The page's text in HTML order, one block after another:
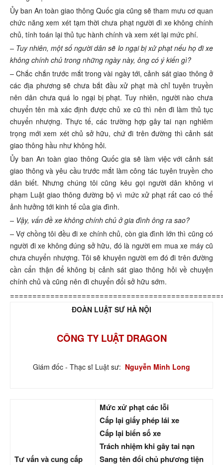
Ủy ban An toàn giao thông Quốc gia cũng sẽ tham mưu cơ quan
chức năng xem xét tạm thời chưa phạt người đi xe không chính
chủ, tính toán lại thủ tục hành chính và xem xét lại mức phí.
– Tuy nhiên, một số người dân sẽ lo ngại bị xử phạt nếu họ đi xe
không chính chủ trong những ngày này, ông có ý kiến gì?
– Chắc chắn trước mắt trong vài ngày tới, cảnh sát giao thông ở
các địa phương sẽ chưa bắt đầu xử phạt mà chỉ tuyên truyền
nên dân chưa quá lo ngại bị phạt. Tuy nhiên, người nào chưa
chuyển tên mà xác định được chủ xe cũ thì nên đi làm thủ tục
chuyển nhượng. Thực tế, các trường hợp gây tai nạn nghiêm
trọng mới xem xét chủ sở hữu, chứ đi trên đường thì cảnh sát
giao thông hầu như không hỏi.
Ủy ban An toàn giao thông Quốc gia sẽ làm việc với cảnh sát
giao thông và yêu cầu trước mắt làm công tác tuyên truyền cho
dân biết. Nhưng chúng tôi cũng kêu gọi người dân không vi
phạm Luật giao thông đường bộ vì mức xử phạt rất cao có thể
ảnh hưởng tới kinh tế của gia đình.
– Vậy, vấn đề xe không chính chủ ở gia đình ông ra sao?
–Vợ chồng tôi đều đi xe chính chủ, còn gia đình lớn thì cũng có
người đi xe không đúng sở hữu, đó là người em mua xe máy cũ
chưa chuyển nhượng. Tôi sẽ khuyên người em đó đi trên đường
cần cẩn thận để không bị cảnh sát giao thông hỏi về chuyện
chính chủ và cũng nên đi chuyển đổi sở hữu sớm.
ĐOÀN LUẬT SƯ HÀ NỘI
CÔNG TY LUẬT DRAGON
Giám đốc - Thạc sĩ Luật sư: Nguyễn Minh Long
Tư vấn và cung cấp
Mức xử phạt các lỗi
Cấp lại giấy phép lái xe
Cấp lại biển số xe
Trách nhiệm khi gây tai nạn
Sang tên đổi chủ phương tiện